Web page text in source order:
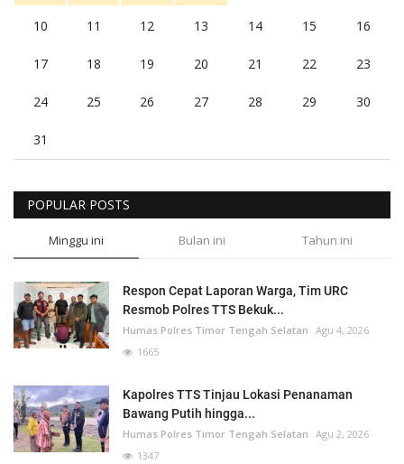
10 11 12 13 14 15 16
17 18 19 20 21 22 23
24 25 26 27 28 29 30
31
POPULAR POSTS
Minggu ini Bulan ini Tahun ini
Respon Cepat Laporan Warga, Tim URC
Resmob Polres TTS Bekuk...
Humas Polres Timor Tengah Selatan Agu 4, 2026
1665
Kapolres TTS Tinjau Lokasi Penanaman
Bawang Putih hingga...
Humas Polres Timor Tengah Selatan Agu 2, 2026
1347